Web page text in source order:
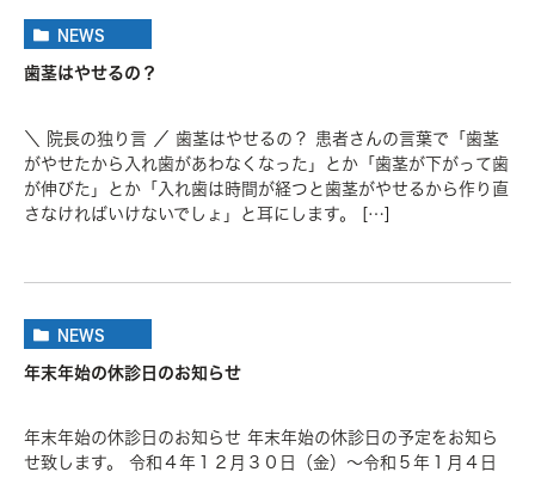
NEWS
歯茎はやせるの？
＼ 院長の独り言 ／ 歯茎はやせるの？ 患者さんの言葉で「歯茎
がやせたから入れ歯があわなくなった」とか「歯茎が下がって歯
が伸びた」とか「入れ歯は時間が経つと歯茎がやせるから作り直
さなければいけないでしょ」と耳にします。 […]
NEWS
年末年始の休診日のお知らせ
年末年始の休診日のお知らせ 年末年始の休診日の予定をお知ら
せ致します。 令和４年１２月３０日（金）～令和５年１月４日